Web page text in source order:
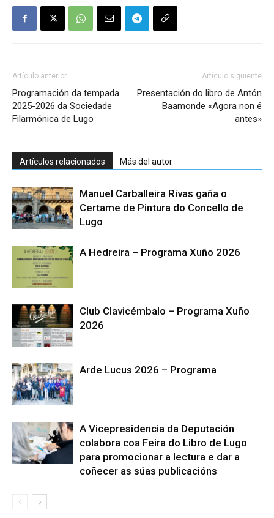
Artículo anterior
Programación da tempada
2025-2026 da Sociedade
Filarmónica de Lugo
Artículo siguiente
Presentación do libro de Antón
Baamonde «Agora non é
antes»
Artículos relacionados Más del autor
Manuel Carballeira Rivas gaña o
Certame de Pintura do Concello de
Lugo
A Hedreira – Programa Xuño 2026
Club Clavicémbalo – Programa Xuño
2026
Arde Lucus 2026 – Programa
A Vicepresidencia da Deputación
colabora coa Feira do Libro de Lugo
para promocionar a lectura e dar a
coñecer as súas publicacións